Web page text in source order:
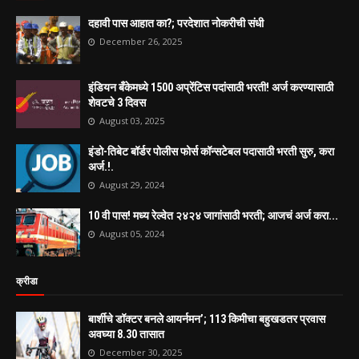
दहावी पास आहात का?; परदेशात नोकरीची संधी
December 26, 2025
इंडियन बँकेमध्ये 1500 अप्रेंटिस पदांसाठी भरती! अर्ज करण्यासाठी
शेवटचे 3 दिवस
August 03, 2025
इंडो-तिबेट बॉर्डर पोलीस फोर्स कॉन्सटेबल पदासाठी भरती सुरु, करा
अर्ज.!.
August 29, 2024
10 वी पास! मध्य रेल्वेत २४२४ जागांसाठी भरती; आजचं अर्ज करा...
August 05, 2024
क्रीडा
बार्शीचे डॉक्टर बनले आयर्नमन’; 113 किमीचा बहुखडतर प्रवास
अवघ्या 8.30 तासात
December 30, 2025